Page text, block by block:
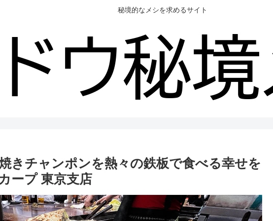
秘境的なメシを求めるサイト
きチャンポンを熱々の鉄板で食べる幸せを
ープ 東京支店